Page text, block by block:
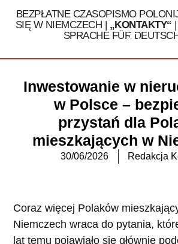
BEZPŁATNE CZASOPISMO
SIĘ W NIEMCZECH | „KONTAKTY“
SPRACHE FÜR
Inwestowanie w
w Polsce –
przystań dla
mieszkających w
30/06/2026 Redakcja
Coraz więcej Polaków
Niemczech wraca do pytania,
lat temu pojawiało się głównie